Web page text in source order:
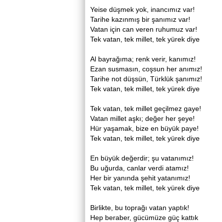
Yeise düşmek yok, inancımız var!
Tarihe kazınmış bir şanımız var!
Vatan için can veren ruhumuz var!
Tek vatan, tek millet, tek yürek diye
Al bayrağıma; renk verir, kanımız!
Ezan susmasın, coşsun her anımız!
Tarihe not düşsün, Türklük şanımız!
Tek vatan, tek millet, tek yürek diye
Tek vatan, tek millet geçilmez gaye!
Vatan millet aşkı; değer her şeye!
Hür yaşamak, bize en büyük paye!
Tek vatan, tek millet, tek yürek diye
En büyük değerdir; şu vatanımız!
Bu uğurda, canlar verdi atamız!
Her bir yanında şehit yatanımız!
Tek vatan, tek millet, tek yürek diye
Birlikte, bu toprağı vatan yaptık!
Hep beraber, gücümüze güç kattık